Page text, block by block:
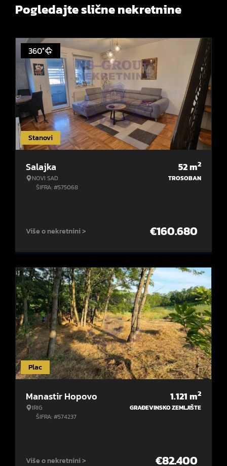
Pogledajte slične nekretnine
Stanovi
360°
Salajka
NOVI SAD
ŠIFRA: #575068
52m2
TROSOBAN
Više o nekretnini > €160.680
Plac
Manastir Hopovo
IRIG
ŠIFRA: #574237
1.121m2
GRAĐEVINSKO ZEMLJIŠTE
Više o nekretnini > €82.400